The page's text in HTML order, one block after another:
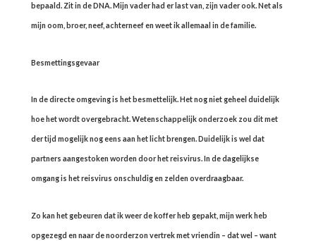
bepaald. Zit in de DNA. Mijn vader had er last van, zijn vader ook. Net als
mijn oom, broer, neef, achterneef en weet ik allemaal in de familie.
Besmettingsgevaar
In de directe omgeving is het besmettelijk. Het nog niet geheel duidelijk
hoe het wordt overgebracht. Wetenschappelijk onderzoek zou dit met
der tijd mogelijk nog eens aan het licht brengen. Duidelijk is wel dat
partners aangestoken worden door het reisvirus. In de dagelijkse
omgang is het reisvirus onschuldig en zelden overdraagbaar.
Zo kan het gebeuren dat ik weer de koffer heb gepakt, mijn werk heb
opgezegd en naar de noorderzon vertrek met vriendin – dat wel – want